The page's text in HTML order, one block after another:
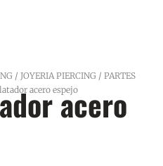
/ JOYERIA PIERCING / PARTES
acero espejoacero